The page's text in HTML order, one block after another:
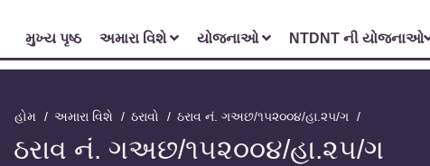
મુખ્‍ય પૃષ્ઠ અમારા વિશે યોજનાઓ NTDNT ની યોજનાઓ
હોમ અમારા વિશે ઠરાવો ઠરાવ નં. ગઅછ/૧૫૨૦૦૪/હા.૨૫/ગ
ઠરાવ નં. ગઅછ/૧૫૨૦૦૪/હા.૨૫/ગ